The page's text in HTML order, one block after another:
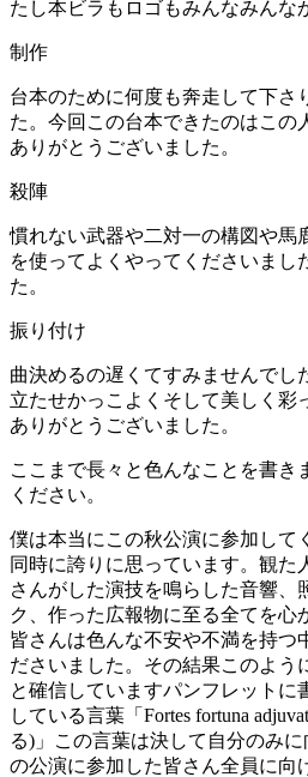
たし本ビラもロゴもみんなみんな
制作
台本のために何度も奔走して下さ
た。今回この台本できたのはこの
ありがとうございました。
殺陣
慣れない武器や二対一の構図や馬
を使ってよくやってくださいまし
た。
振り付け
曲決めるの遅くてすみませんでし
立たせかっこよくそして美しく彩
ありがとうございました。
ここまで長々と色んなことを書き
ください。
僕は本当にこの秋公演に参加して
同時に誇りに思っています。観た
さんがした演技を鳴らした音響、
ク、作った広報物に至る全てを心
皆さんは色んな不安や不満を持つ
ださいました。その結果このよう
と確信していますパンフレットに
している言葉「Fortes fortuna
る)」この言葉は決して自分のみ
の公演に参加した皆さん全員に向